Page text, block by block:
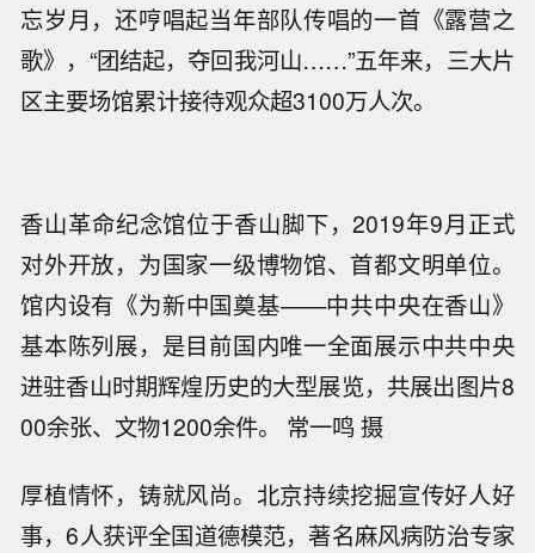
忘岁月，还哼唱起当年部队传唱的一首《露营之
歌》，“团结起，夺回我河山……”五年来，三大片
区主要场馆累计接待观众超3100万人次。
香山革命纪念馆位于香山脚下，2019年9月正式
对外开放，为国家一级博物馆、首都文明单位。
馆内设有《为新中国奠基——中共中央在香山》
基本陈列展，是目前国内唯一全面展示中共中央
进驻香山时期辉煌历史的大型展览，共展出图片8
00余张、文物1200余件。 常一鸣 摄
厚植情怀，铸就风尚。北京持续挖掘宣传好人好
事，6人获评全国道德模范，著名麻风病防治专家